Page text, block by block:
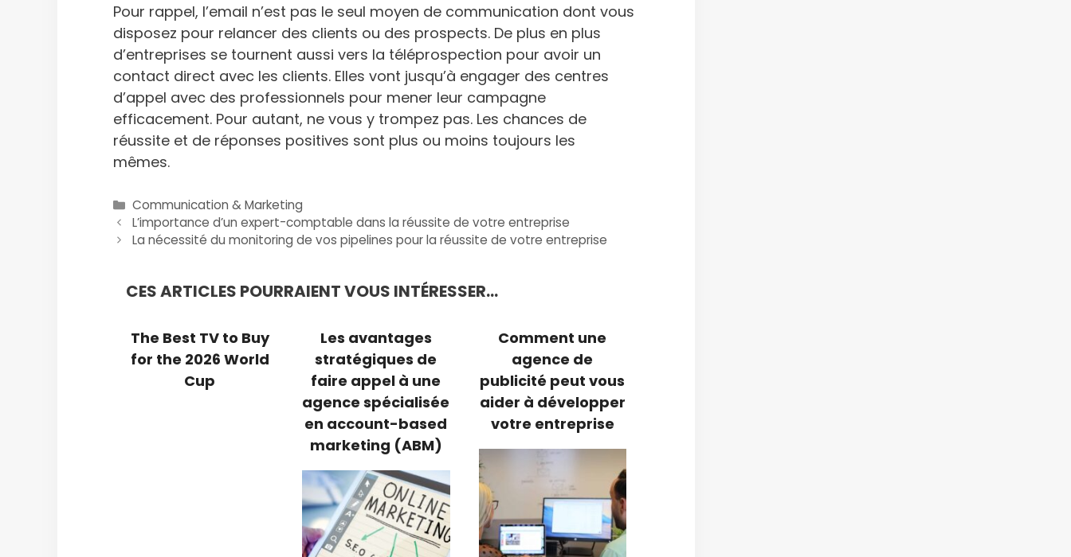
Pour rappel, l’email n’est pas le seul moyen de communication dont vous
disposez pour relancer des clients ou des prospects. De plus en plus
d’entreprises se tournent aussi vers la téléprospection pour avoir un
contact direct avec les clients. Elles vont jusqu’à engager des centres
d’appel avec des professionnels pour mener leur campagne
efficacement. Pour autant, ne vous y trompez pas. Les chances de
réussite et de réponses positives sont plus ou moins toujours les
mêmes.
Catégories
Communication & Marketing
L’importance d’un expert-comptable dans la réussite de votre entreprise
La nécessité du monitoring de vos pipelines pour la réussite de votre entreprise
CES ARTICLES POURRAIENT VOUS INTÉRESSER...
The Best TV to Buy
for the 2026 World
Cup
Les avantages
stratégiques de
faire appel à une
agence spécialisée
en account-based
marketing (ABM)
Comment une
agence de
publicité peut vous
aider à développer
votre entreprise